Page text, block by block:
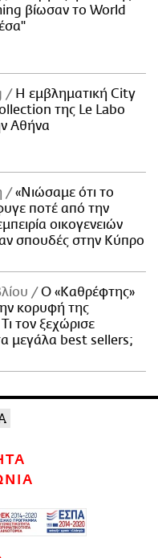
βίωσαν το World
Η εμβληματική City
της Le Labo
Αθήνα
«Νιώσαμε ότι το
ποτέ από την
οικογενειών
σπουδές στην Κύπρο
Ο «Καθρέφτης»
κορυφή της
τον ξεχώρισε
μεγάλα best sellers;